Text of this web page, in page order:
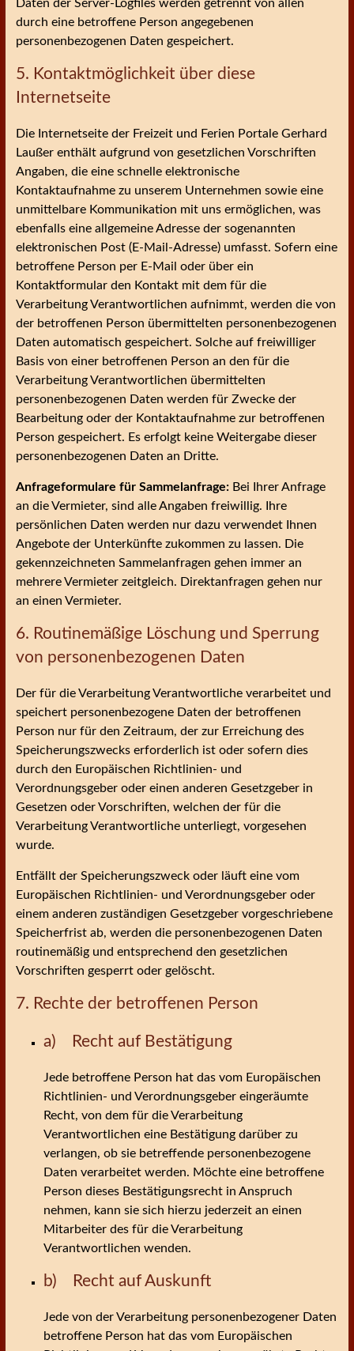
Daten der Server-Logfiles werden getrennt von allen
durch eine betroffene Person angegebenen
personenbezogenen Daten gespeichert.
5. Kontaktmöglichkeit über diese
Internetseite
Die Internetseite der Freizeit und Ferien Portale Gerhard
Laußer enthält aufgrund von gesetzlichen Vorschriften
Angaben, die eine schnelle elektronische
Kontaktaufnahme zu unserem Unternehmen sowie eine
unmittelbare Kommunikation mit uns ermöglichen, was
ebenfalls eine allgemeine Adresse der sogenannten
elektronischen Post (E-Mail-Adresse) umfasst. Sofern eine
betroffene Person per E-Mail oder über ein
Kontaktformular den Kontakt mit dem für die
Verarbeitung Verantwortlichen aufnimmt, werden die von
der betroffenen Person übermittelten personenbezogenen
Daten automatisch gespeichert. Solche auf freiwilliger
Basis von einer betroffenen Person an den für die
Verarbeitung Verantwortlichen übermittelten
personenbezogenen Daten werden für Zwecke der
Bearbeitung oder der Kontaktaufnahme zur betroffenen
Person gespeichert. Es erfolgt keine Weitergabe dieser
personenbezogenen Daten an Dritte.
Anfrageformulare für Sammelanfrage:Bei Ihrer Anfrage
an die Vermieter, sind alle Angaben freiwillig. Ihre
persönlichen Daten werden nur dazu verwendet Ihnen
Angebote der Unterkünfte zukommen zu lassen. Die
gekennzeichneten Sammelanfragen gehen immer an
mehrere Vermieter zeitgleich. Direktanfragen gehen nur
an einen Vermieter.
6. Routinemäßige Löschung und Sperrung
von personenbezogenen Daten
Der für die Verarbeitung Verantwortliche verarbeitet und
speichert personenbezogene Daten der betroffenen
Person nur für den Zeitraum, der zur Erreichung des
Speicherungszwecks erforderlich ist oder sofern dies
durch den Europäischen Richtlinien- und
Verordnungsgeber oder einen anderen Gesetzgeber in
Gesetzen oder Vorschriften, welchen der für die
Verarbeitung Verantwortliche unterliegt, vorgesehen
wurde.
Entfällt der Speicherungszweck oder läuft eine vom
Europäischen Richtlinien- und Verordnungsgeber oder
einem anderen zuständigen Gesetzgeber vorgeschriebene
Speicherfrist ab, werden die personenbezogenen Daten
routinemäßig und entsprechend den gesetzlichen
Vorschriften gesperrt oder gelöscht.
7. Rechte der betroffenen Person
a) Recht auf Bestätigung
Jede betroffene Person hat das vom Europäischen
Richtlinien- und Verordnungsgeber eingeräumte
Recht, von dem für die Verarbeitung
Verantwortlichen eine Bestätigung darüber zu
verlangen, ob sie betreffende personenbezogene
Daten verarbeitet werden. Möchte eine betroffene
Person dieses Bestätigungsrecht in Anspruch
nehmen, kann sie sich hierzu jederzeit an einen
Mitarbeiter des für die Verarbeitung
Verantwortlichen wenden.
b) Recht auf Auskunft
Jede von der Verarbeitung personenbezogener Daten
betroffene Person hat das vom Europäischen